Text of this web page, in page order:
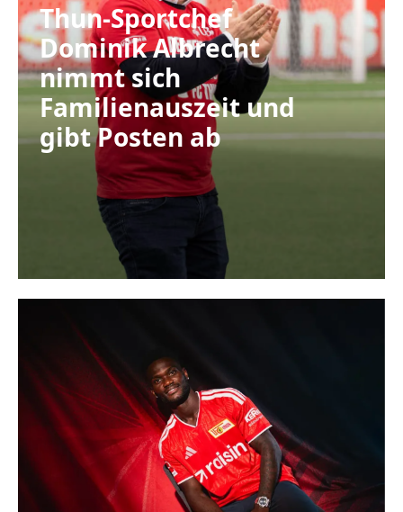
Thun-Sportchef
Dominik Albrecht
nimmt sich
Familienauszeit und
gibt Posten ab